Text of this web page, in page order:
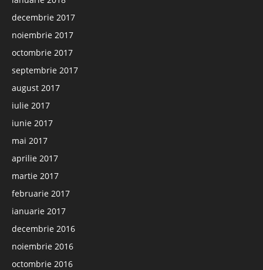
decembrie 2017
noiembrie 2017
octombrie 2017
septembrie 2017
august 2017
iulie 2017
iunie 2017
mai 2017
aprilie 2017
martie 2017
februarie 2017
ianuarie 2017
decembrie 2016
noiembrie 2016
octombrie 2016